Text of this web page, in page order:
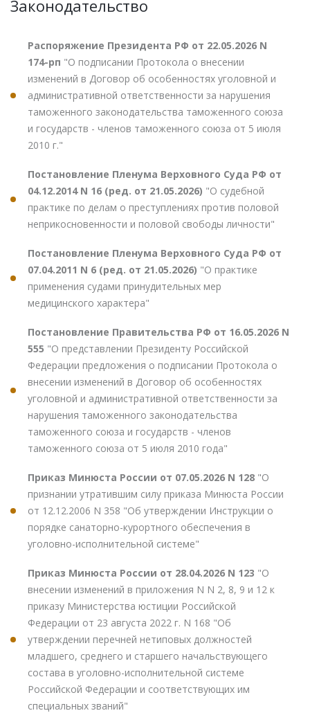
Законодательство
Распоряжение Президента РФ от 22.05.2026 N
174-рп "О подписании Протокола о внесении
изменений в Договор об особенностях уголовной и
административной ответственности за нарушения
таможенного законодательства таможенного союза
и государств - членов таможенного союза от 5 июля
2010 г."
Постановление Пленума Верховного Суда РФ от
04.12.2014 N 16 (ред. от 21.05.2026) "О судебной
практике по делам о преступлениях против половой
неприкосновенности и половой свободы личности"
Постановление Пленума Верховного Суда РФ от
07.04.2011 N 6 (ред. от 21.05.2026) "О практике
применения судами принудительных мер
медицинского характера"
Постановление Правительства РФ от 16.05.2026 N
555 "О представлении Президенту Российской
Федерации предложения о подписании Протокола о
внесении изменений в Договор об особенностях
уголовной и административной ответственности за
нарушения таможенного законодательства
таможенного союза и государств - членов
таможенного союза от 5 июля 2010 года"
Приказ Минюста России от 07.05.2026 N 128 "О
признании утратившим силу приказа Минюста России
от 12.12.2006 N 358 "Об утверждении Инструкции о
порядке санаторно-курортного обеспечения в
уголовно-исполнительной системе"
Приказ Минюста России от 28.04.2026 N 123 "О
внесении изменений в приложения N N 2, 8, 9 и 12 к
приказу Министерства юстиции Российской
Федерации от 23 августа 2022 г. N 168 "Об
утверждении перечней нетиповых должностей
младшего, среднего и старшего начальствующего
состава в уголовно-исполнительной системе
Российской Федерации и соответствующих им
специальных званий"